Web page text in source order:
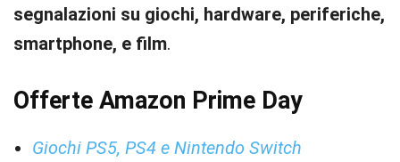
segnalazioni su giochi, hardware, periferiche,
smartphone, e film.
Offerte Amazon Prime Day
Giochi PS5, PS4 e Nintendo Switch